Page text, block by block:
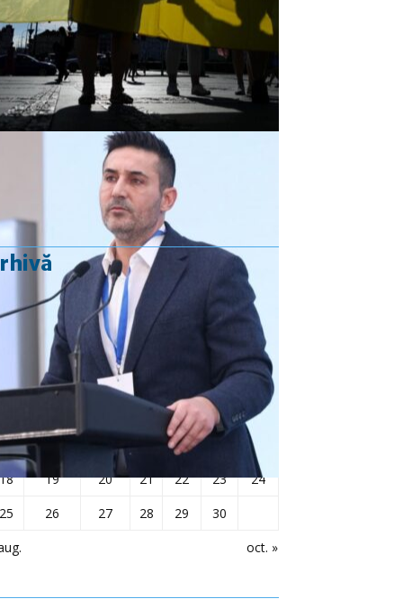
: 5,6244 RON
+0,0023 ▲
GBP : 6,1277 RON
+0,0041 ▲
Convertor valutar
»
septembrie 2023
Ma Mi D
oct. »
2
3
7 8 9
10
15
17
19 20 21 22 23
24
25
26 27 28 29 30